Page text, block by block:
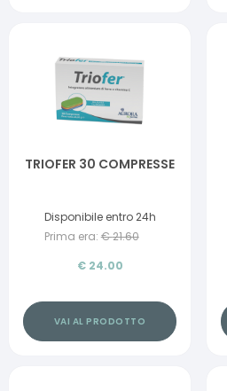
TRIOFER 30 COMPRESSE
Disponibile entro 24h
Prima era: €21.60
€ 24.00
VAI AL PRODOTTO